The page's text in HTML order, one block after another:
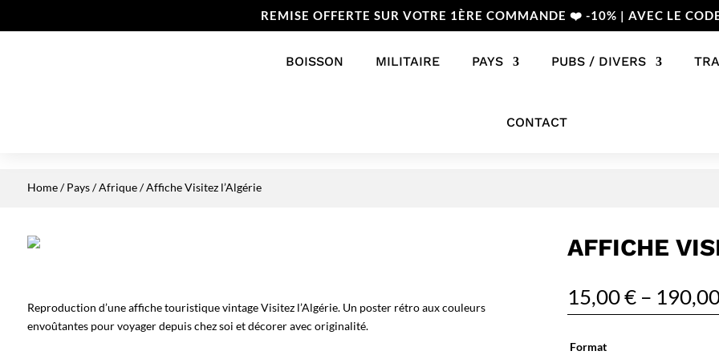
REMISE OFFERTE SUR VOTRE 1ÈRE COMMANDE ❤️ -10% | AVEC LE
BOISSON MILITAIRE PAYS PUBS / DIVERS
CONTACT
Home/Pays/Afrique/ Affiche Visitez l’Algérie
Reproduction d’une affiche touristique vintage Visitez l’Algérie. Un poster rétro aux couleurs
envoûtantes pour voyager depuis chez soi et décorer avec originalité.
AFFICHE
15,00€ –
Format